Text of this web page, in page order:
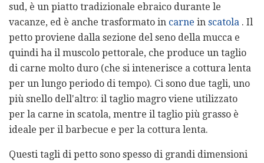
sud, è un piatto tradizionale ebraico durante le
vacanze, ed è anche trasformato in carne in scatola . Il
petto proviene dalla sezione del seno della mucca e
quindi ha il muscolo pettorale, che produce un taglio
di carne molto duro (che si intenerisce a cottura lenta
per un lungo periodo di tempo). Ci sono due tagli, uno
più snello dell'altro: il taglio magro viene utilizzato
per la carne in scatola, mentre il taglio più grasso è
ideale per il barbecue e per la cottura lenta.
Questi tagli di petto sono spesso di grandi dimensioni